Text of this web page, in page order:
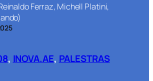
Ferraz, Michell Platini,
, INOVA.AE, PALESTRAS